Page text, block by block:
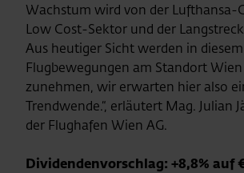
Wachstum wird von der Lufthansa-
Low Cost-Sektor und der
Aus heutiger Sicht werden in
Flugbewegungen am Standort
zunehmen, wir erwarten hier also
Trendwende.“, erläutert Mag. Julian
der Flughafen Wien AG.
Dividendenvorschlag: +8,8% auf